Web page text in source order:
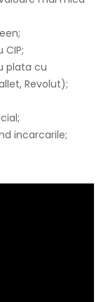
plata cu
Revolut);
incarcarile;